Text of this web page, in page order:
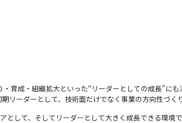
育成・組織拡大といった“リーダーとしての成長”にも
リーダーとして、技術面だけでなく事業の方向性づく
して、そしてリーダーとして大きく成長できる環境で